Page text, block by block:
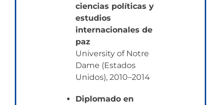
ciencias políticas y
estudios
internacionales de
paz
University of Notre
Dame (Estados
Unidos), 2010–2014
Diplomado en